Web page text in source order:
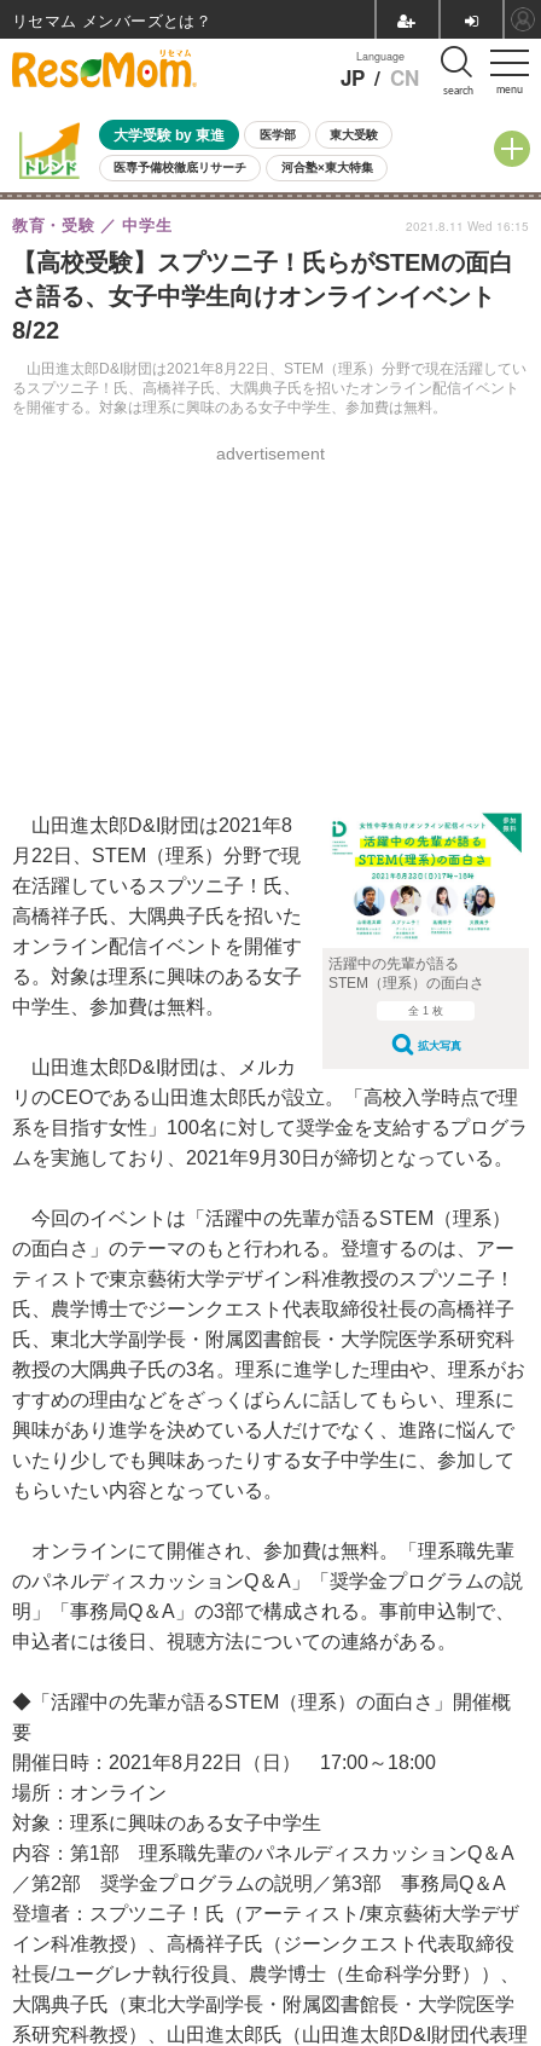
menu
Language
JP / CN search
大学受験 by 東進 医学部 東大受験
医専予備校徹底リサーチ 河合塾×東大特集
親子で考える大学選び 高校受験 中学受験 小学校受験
共通テスト 夏休み
8月開催イベント・WS 全国公立高校 過去問 人気記事
自由研究教材（小学生向け） 自由研究教材（中学生向け） ランキング
【高校受験】スプツニ子！氏らがSTEMの面白
さ語る、女子中学生向けオンラインイベント
8/22
山田進太郎D&I財団は2021年8月22日、STEM（理系）分野で現在活躍してい
るスプツニ子！氏、高橋祥子氏、大隅典子氏を招いたオンライン配信イベント
を開催する。対象は理系に興味のある女子中学生、参加費は無料。
教育・受験 中学生
advertisement
2021.8.11 Wed 16:15
活躍中の先輩が語る
STEM（理系）の面白さ
全 1 枚
拡大写真
山田進太郎D&I財団は2021年8
月22日、STEM（理系）分野で現
在活躍しているスプツニ子！氏、
高橋祥子氏、大隅典子氏を招いた
オンライン配信イベントを開催す
る。対象は理系に興味のある女子
中学生、参加費は無料。
山田進太郎D&I財団は、メルカ
リのCEOである山田進太郎氏が設立。「高校入学時点で理
系を目指す女性」100名に対して奨学金を支給するプログラ
ムを実施しており、2021年9月30日が締切となっている。
今回のイベントは「活躍中の先輩が語るSTEM（理系）
の面白さ」のテーマのもと行われる。登壇するのは、アー
ティストで東京藝術大学デザイン科准教授のスプツニ子！
氏、農学博士でジーンクエスト代表取締役社長の高橋祥子
氏、東北大学副学長・附属図書館長・大学院医学系研究科
教授の大隅典子氏の3名。理系に進学した理由や、理系がお
すすめの理由などをざっくばらんに話してもらい、理系に
興味があり進学を決めている人だけでなく、進路に悩んで
いたり少しでも興味あったりする女子中学生に、参加して
もらいたい内容となっている。
オンラインにて開催され、参加費は無料。「理系職先輩
のパネルディスカッションQ＆A」「奨学金プログラムの説
明」「事務局Q＆A」の3部で構成される。事前申込制で、
申込者には後日、視聴方法についての連絡がある。
◆「活躍中の先輩が語るSTEM（理系）の面白さ」開催概
要
開催日時：2021年8月22日（日） 17:00～18:00
場所：オンライン
対象：理系に興味のある女子中学生
内容：第1部 理系職先輩のパネルディスカッションQ＆A
／第2部 奨学金プログラムの説明／第3部 事務局Q＆A
登壇者：スプツニ子！氏（アーティスト/東京藝術大学デザ
イン科准教授）、高橋祥子氏（ジーンクエスト代表取締役
社長/ユーグレナ執行役員、農学博士（生命科学分野））、
大隅典子氏（東北大学副学長・附属図書館長・大学院医学
系研究科教授）、山田進太郎氏（山田進太郎D&I財団代表理
リセマム メンバーズ